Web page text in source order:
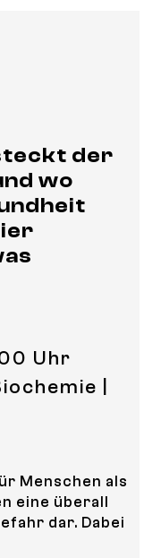
der
wo
Uhr
|
Menschen als
eine überall
dar. Dabei